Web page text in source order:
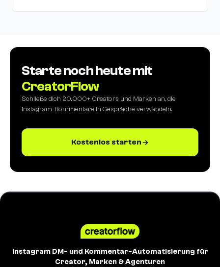
Starte noch heute mit
CreatorFlow
Schließe dich 20.000+ Creators und Marken an, die
Instagram-Kommentare in Gespräche verwandeln.
Kostenlos starten
Instagram DM- und Kommentar-Automatisierung für
Creator, Marken & Agenturen